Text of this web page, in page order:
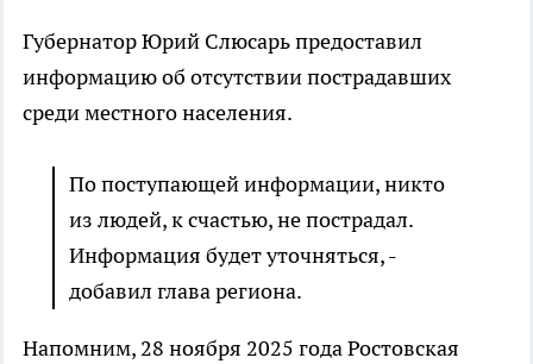
Губернатор Юрий Слюсарь предоставил
информацию об отсутствии пострадавших
среди местного населения.
По поступающей информации, никто
из людей, к счастью, не пострадал.
Информация будет уточняться, -
добавил глава региона.
Напомним, 28 ноября 2025 года Ростовская